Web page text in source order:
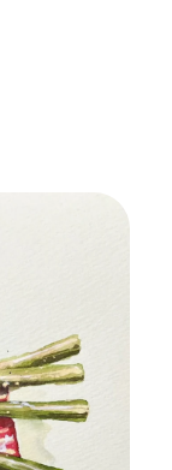
の魅力や楽しみ